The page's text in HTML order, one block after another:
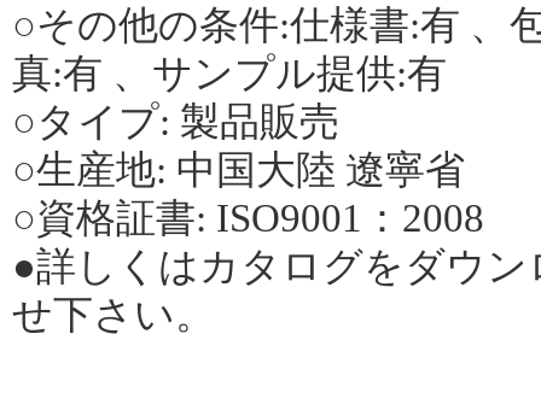
○その他の条件:仕様書:有 、
真:有 、サンプル提供:有
○タイプ: 製品販売
○生産地: 中国大陸 遼寧省
○資格証書: ISO9001：2008
●詳しくはカタログをダウ
せ下さい。